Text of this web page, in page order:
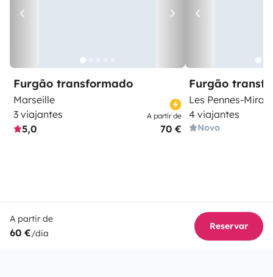
Furgão transformado
Marseille
3 viajantes
5,0
A partir de
70 €
Furgão
Les Pennes-
4 viajantes
Novo
A partir de
60 €/dia
Reservar